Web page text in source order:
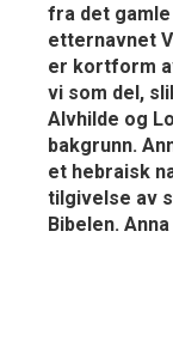
fra det
etternavnet
er kortform
vi som del,
Alvhilde og
bakgrunn.
et hebraisk
tilgivelse av
Bibelen.